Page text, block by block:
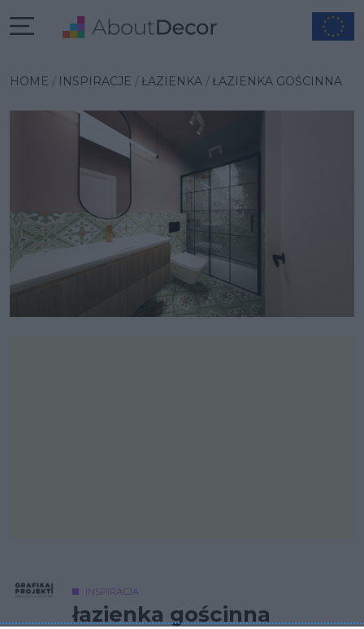
HOME INSPIRACJE ŁAZIENKA ŁAZIENKA GOŚCINNA
INSPIRACJA
łazienka gościnna